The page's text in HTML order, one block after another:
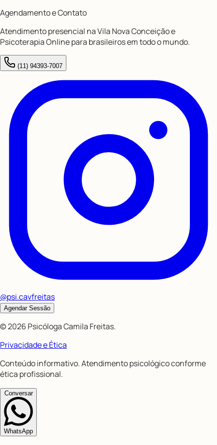
Agendamento e Contato
Atendimento presencial na Vila Nova Conceição e
Psicoterapia Online para brasileiros em todo o mundo.
(11) 94393-7007
@psi.cavfreitas
Agendar Sessão
©2026 Psicóloga Camila Freitas.
Privacidade e Ética
Conteúdo informativo. Atendimento psicológico conforme
ética profissional.
Conversar
WhatsApp